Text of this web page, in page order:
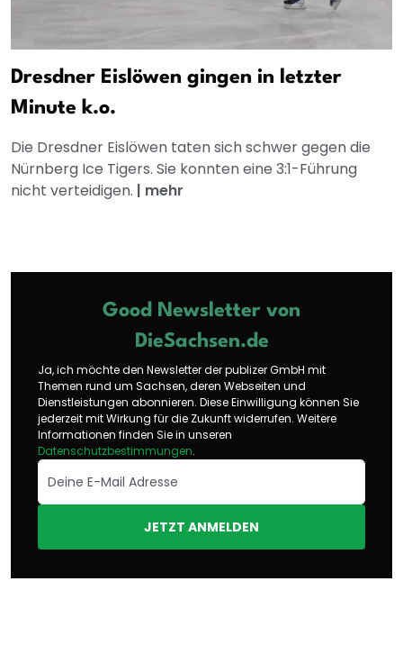
Dresdner Eislöwen gingen in letzter
Minute k.o.
Die Dresdner Eislöwen taten sich schwer gegen die
Nürnberg Ice Tigers. Sie konnten eine 3:1-Führung
nicht verteidigen. | mehr
Good Newsletter von
DieSachsen.de
Ja, ich möchte den Newsletter der publizer GmbH mit
Themen rund um Sachsen, deren Webseiten und
Dienstleistungen abonnieren. Diese Einwilligung können Sie
jederzeit mit Wirkung für die Zukunft widerrufen. Weitere
Informationen finden Sie in unseren
Datenschutzbestimmungen.
JETZT ANMELDEN